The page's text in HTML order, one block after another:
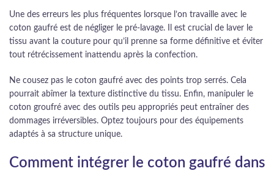
Une des erreurs les plus fréquentes lorsque l’on travaille avec le
coton gaufré est de négliger le pré-lavage. Il est crucial de laver le
tissu avant la couture pour qu’il prenne sa forme définitive et éviter
tout rétrécissement inattendu après la confection.
Ne cousez pas le coton gaufré avec des points trop serrés. Cela
pourrait abîmer la texture distinctive du tissu. Enfin, manipuler le
coton groufré avec des outils peu appropriés peut entraîner des
dommages irréversibles. Optez toujours pour des équipements
adaptés à sa structure unique.
Comment intégrer le coton gaufré dans